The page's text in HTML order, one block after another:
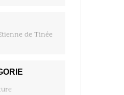
de Tinée